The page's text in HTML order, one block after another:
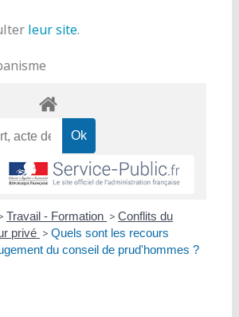
leur site.
Travail - Formation > Conflits du
privé > Quels sont les recours
du conseil de prud'hommes ?